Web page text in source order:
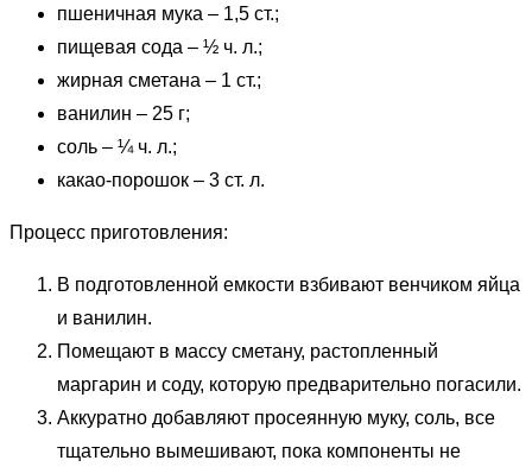
пшеничная мука – 1,5 ст.;
пищевая сода – ½ ч. л.;
жирная сметана – 1 ст.;
ванилин – 25 г;
соль – ¼ ч. л.;
какао-порошок – 3 ст. л.
Процесс приготовления:
В подготовленной емкости взбивают венчиком яйца
и ванилин.
Помещают в массу сметану, растопленный
маргарин и соду, которую предварительно погасили.
Аккуратно добавляют просеянную муку, соль, все
тщательно вымешивают, пока компоненты не